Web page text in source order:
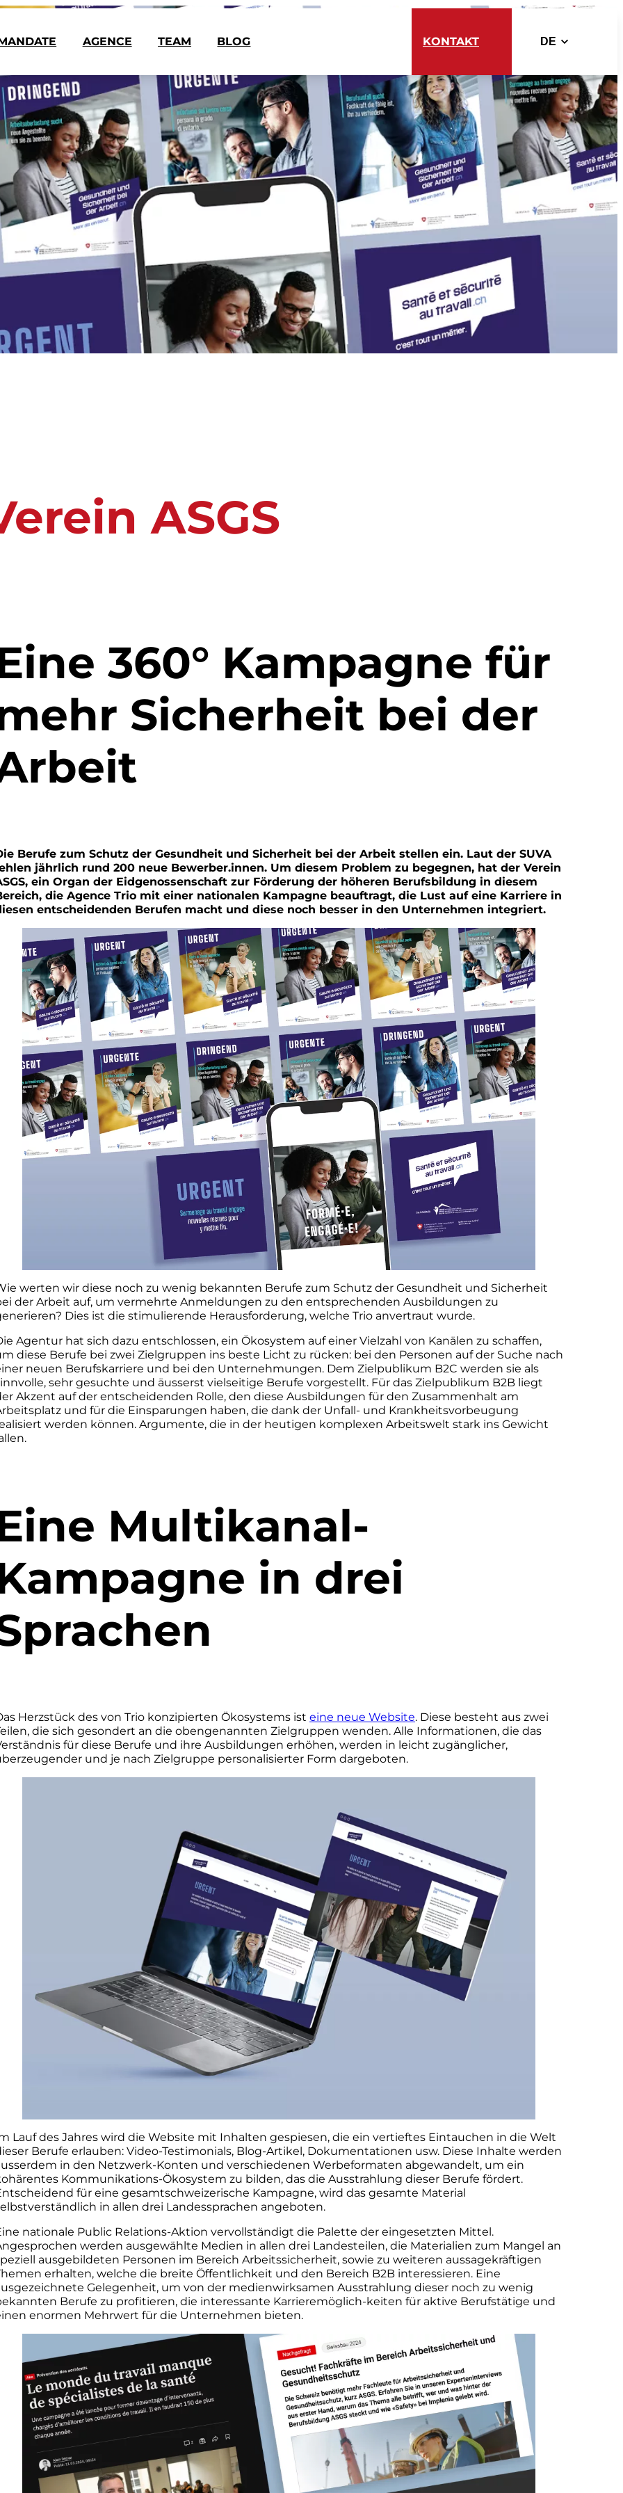
AGENCE TEAM BLOG KONTAKT DE
ASGS
360° Kampagne für
Sicherheit bei der
Berufe zum Schutz der Gesundheit und Sicherheit bei der Arbeit stellen ein. Laut der SUVA
jährlich rund 200 neue Bewerber.innen. Um diesem Problem zu begegnen, hat der Verein
ein Organ der Eidgenossenschaft zur Förderung der höheren Berufsbildung in diesem
die Agence Trio mit einer nationalen Kampagne beauftragt, die Lust auf eine Karriere in
entscheidenden Berufen macht und diese noch besser in den Unternehmen integriert.
werten wir diese noch zu wenig bekannten Berufe zum Schutz der Gesundheit und Sicherheit
der Arbeit auf, um vermehrte Anmeldungen zu den entsprechenden Ausbildungen zu
Dies ist die stimulierende Herausforderung, welche Trio anvertraut wurde.
Agentur hat sich dazu entschlossen, ein Ökosystem auf einer Vielzahl von Kanälen zu schaffen,
diese Berufe bei zwei Zielgruppen ins beste Licht zu rücken: bei den Personen auf der Suche nach
neuen Berufskarriere und bei den Unternehmungen. Dem Zielpublikum B2C werden sie als
sehr gesuchte und äusserst vielseitige Berufe vorgestellt. Für das Zielpublikum B2B liegt
Akzent auf der entscheidenden Rolle, den diese Ausbildungen für den Zusammenhalt am
und für die Einsparungen haben, die dank der Unfall- und Krankheitsvorbeugung
werden können. Argumente, die in der heutigen komplexen Arbeitswelt stark ins Gewicht
Multikanal-
in drei
Herzstück des von Trio konzipierten Ökosystems ist eine neue Website. Diese besteht aus zwei
die sich gesondert an die obengenannten Zielgruppen wenden. Alle Informationen, die das
für diese Berufe und ihre Ausbildungen erhöhen, werden in leicht zugänglicher,
und je nach Zielgruppe personalisierter Form dargeboten.
Lauf des Jahres wird die Website mit Inhalten gespiesen, die ein vertieftes Eintauchen in die Welt
Berufe erlauben: Video-Testimonials, Blog-Artikel, Dokumentationen usw. Diese Inhalte werden
in den Netzwerk-Konten und verschiedenen Werbeformaten abgewandelt, um ein
Kommunikations-Ökosystem zu bilden, das die Ausstrahlung dieser Berufe fördert.
für eine gesamtschweizerische Kampagne, wird das gesamte Material
in allen drei Landessprachen angeboten.
nationale Public Relations-Aktion vervollständigt die Palette der eingesetzten Mittel.
werden ausgewählte Medien in allen drei Landesteilen, die Materialien zum Mangel an
ausgebildeten Personen im Bereich Arbeitssicherheit, sowie zu weiteren aussagekräftigen
erhalten, welche die breite Öffentlichkeit und den Bereich B2B interessieren. Eine
Gelegenheit, um von der medienwirksamen Ausstrahlung dieser noch zu wenig
Berufe zu profitieren, die interessante Karrieremöglich-keiten für aktive Berufstätige und
enormen Mehrwert für die Unternehmen bieten.